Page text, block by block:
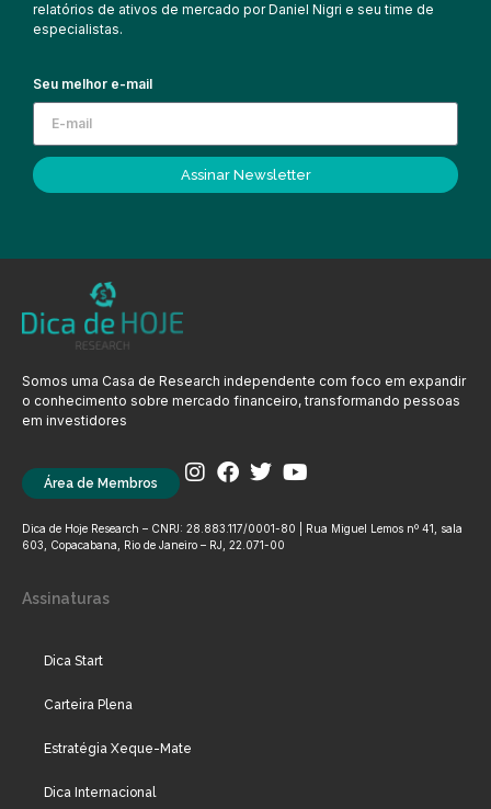
relatórios de ativos de mercado por Daniel Nigri e seu time de
especialistas.
Seu melhor e-mail
Assinar Newsletter
Somos uma Casa de Research independente com foco em expandir
o conhecimento sobre mercado financeiro, transformando pessoas
em investidores
Área de Membros
Dica de Hoje Research – CNPJ: 28.883.117/0001-80 | Rua Miguel Lemos nº 41, sala
603, Copacabana, Rio de Janeiro – RJ, 22.071-00
Assinaturas
Dica Start
Carteira Plena
Estratégia Xeque-Mate
Dica Internacional